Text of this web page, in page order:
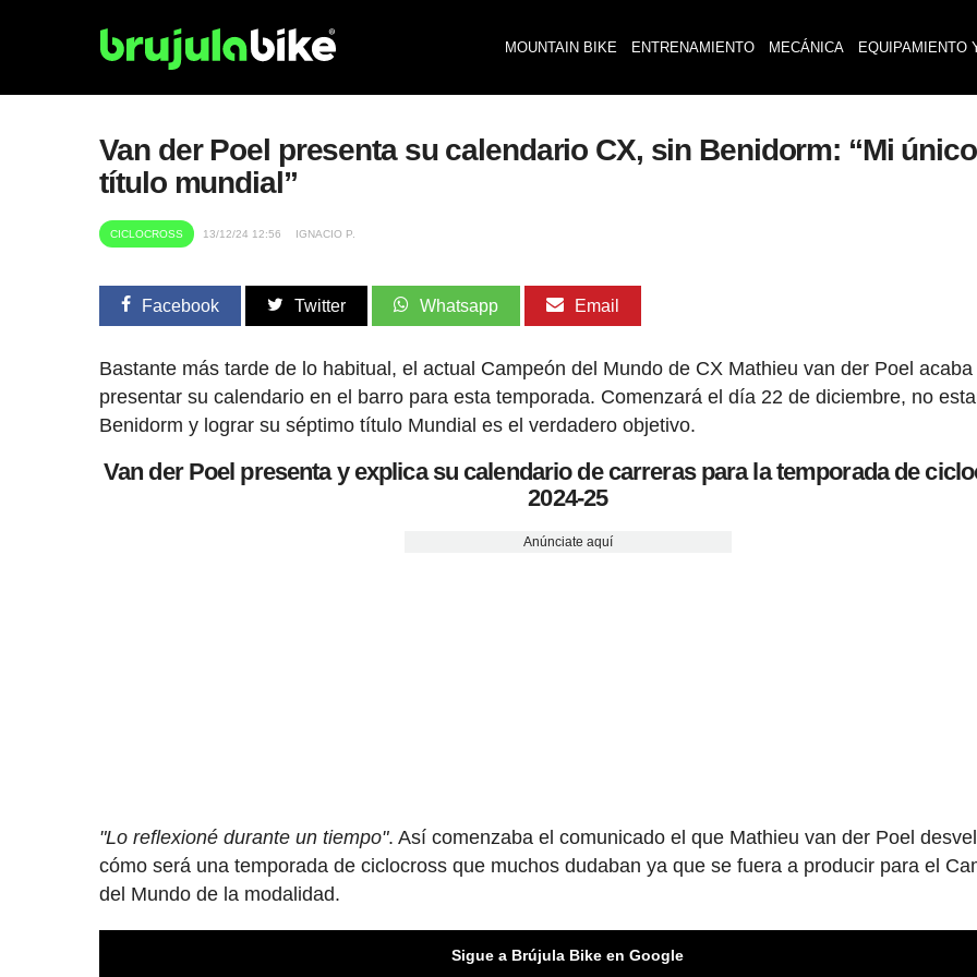
MOUNTAIN BIKE ENTRENAMIENTO MECÁNICA EQUIPAMIENTO
Van der Poel presenta su calendario CX, sin Benidorm: “Mi
título mundial”
CICLOCROSS 13/12/24 12:56 IGNACIO P.
Facebook Twitter Whatsapp Email
Bastante más tarde de lo habitual, el actual Campeón del Mundo de CX Mathieu van der Poel acaba
presentar su calendario en el barro para esta temporada. Comenzará el día 22 de diciembre, no
Benidorm y lograr su séptimo título Mundial es el verdadero objetivo.
Van der Poel presenta y explica su calendario de carreras para la temporada de
2024-25
Anúnciate aquí
"Lo reflexioné durante un tiempo". Así comenzaba el comunicado el que Mathieu van der Poel
cómo será una temporada de ciclocross que muchos dudaban ya que se fuera a producir para el
del Mundo de la modalidad.
Sigue a Brújula Bike en Google